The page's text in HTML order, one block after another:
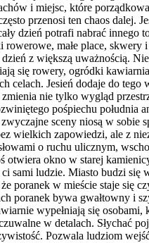
i miejsc, które
przenosi ten chaos
dzień potrafi nabrać
małe place, skwery
z większą uważnością.
się rowery, ogródki
Jesień dodaje do
nie tylko wygląd
pośpiechu
sceny niosą w sobie
wielkich zapowiedzi, ale z
o ruchu ulicznym,
otwiera okno w starej
sami ludzie. Miasto budzi
poranek w mieście staje
poranek bywa gwałtowny i
wypełniają się
w detalach. Słychać
Pozwala ludziom